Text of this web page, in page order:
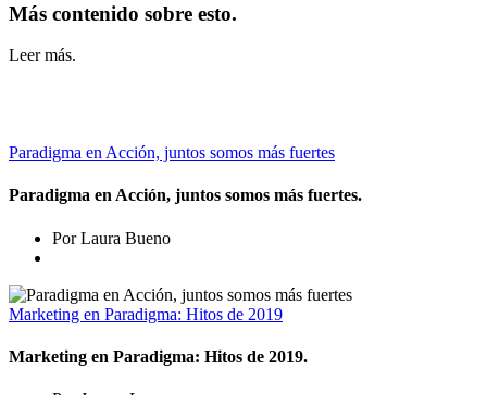
Más contenido sobre esto.
Leer más.
Paradigma en Acción, juntos somos más fuertes
Paradigma en Acción, juntos somos más fuertes.
Por Laura Bueno
Marketing en Paradigma: Hitos de 2019
Marketing en Paradigma: Hitos de 2019.